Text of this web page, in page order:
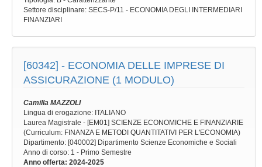
Settore disciplinare: SECS-P/11 - ECONOMIA DEGLI INTERMEDIARI
FINANZIARI
[60342] - ECONOMIA DELLE IMPRESE DI
ASSICURAZIONE (1 MODULO)
Camilla MAZZOLI
Lingua di erogazione: ITALIANO
Laurea Magistrale - [EM01] SCIENZE ECONOMICHE E FINANZIARIE
(Curriculum: FINANZA E METODI QUANTITATIVI PER L'ECONOMIA)
Dipartimento: [040002] Dipartimento Scienze Economiche e Sociali
Anno di corso: 1 - Primo Semestre
Anno offerta: 2024-2025